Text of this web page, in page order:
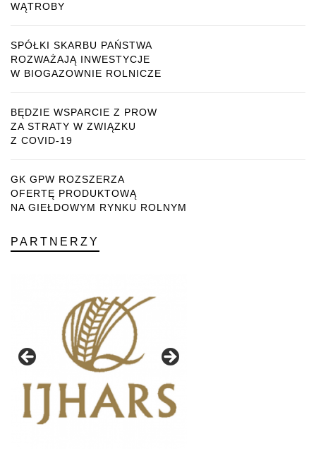
WĄTROBY
SPÓŁKI SKARBU PAŃSTWA
ROZWAŻAJĄ INWESTYCJE
W BIOGAZOWNIE ROLNICZE
BĘDZIE WSPARCIE Z PROW
ZA STRATY W ZWIĄZKU
Z COVID-19
GK GPW ROZSZERZA
OFERTĘ PRODUKTOWĄ
NA GIEŁDOWYM RYNKU ROLNYM
PARTNERZY